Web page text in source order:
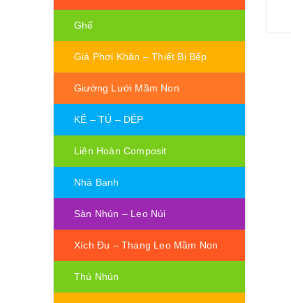
Ghế
Giá Phơi Khăn – Thiết Bị Bếp
Giường Lưới Mầm Non
KỆ – TỦ – DÉP
Liên Hoàn Composit
Nhà Banh
Sàn Nhún – Leo Núi
Xích Đu – Thang Leo Mầm Non
Thú Nhún